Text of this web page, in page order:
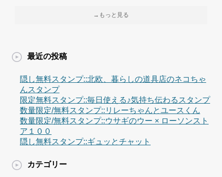
→もっと見る
最近の投稿
隠し無料スタンプ::北欧、暮らしの道具店のネコちゃ
んスタンプ
限定無料スタンプ::毎日使える♪気持ち伝わるスタンプ
数量限定/無料スタンプ::リレーちゃんとユースくん
数量限定/無料スタンプ::ウサギのウー × ローソンスト
ア１００
隠し無料スタンプ::ギュッとチャット
カテゴリー